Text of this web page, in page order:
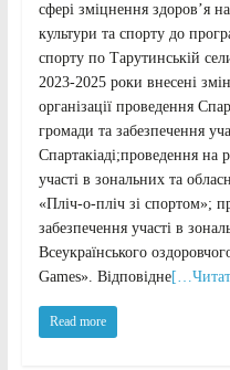
сфері зміцнення здоров’я
культури та спорту до
спорту по Тарутинській
2023-2025 роки внесені
організації проведення
громади та забезпечення
Спартакіаді;проведення на
участі в зональних та
«Пліч-о-пліч зі спортом»;
забезпечення участі в
Всеукраїнського
Games». Відповідне
Read more